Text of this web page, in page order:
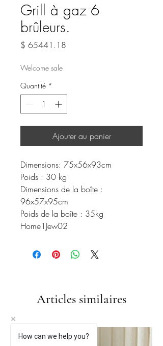
Grill à gaz 6
brûleurs.
$ 65441.18
Welcome sale
Quantité *
Ajouter au panier
Dimensions: 75x56x93cm
Poids : 30 kg
Dimensions de la boîte :
96x57x95cm
Poids de la boîte : 35kg
Home1Jew02
Articles similaires
How can we help you?